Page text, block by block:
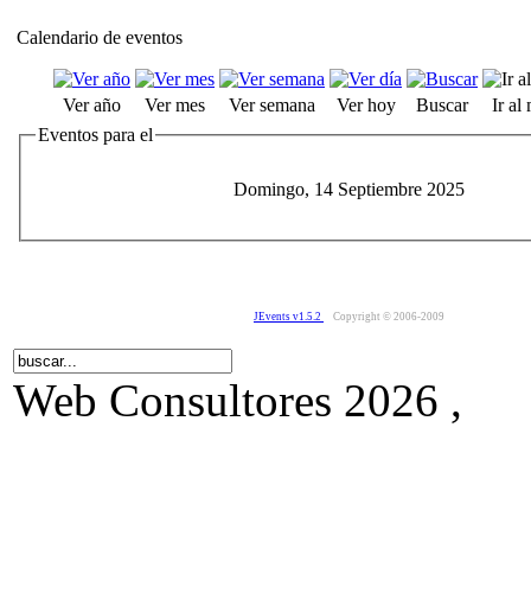
Calendario de eventos
Ver año Ver mes Ver semana Ver hoy Buscar
Ir al
Eventos para el
Domingo, 14 Septiembre 2025
JEvents v1.5.2 Copyright © 2006-2009
Web Consultores 2026 ,